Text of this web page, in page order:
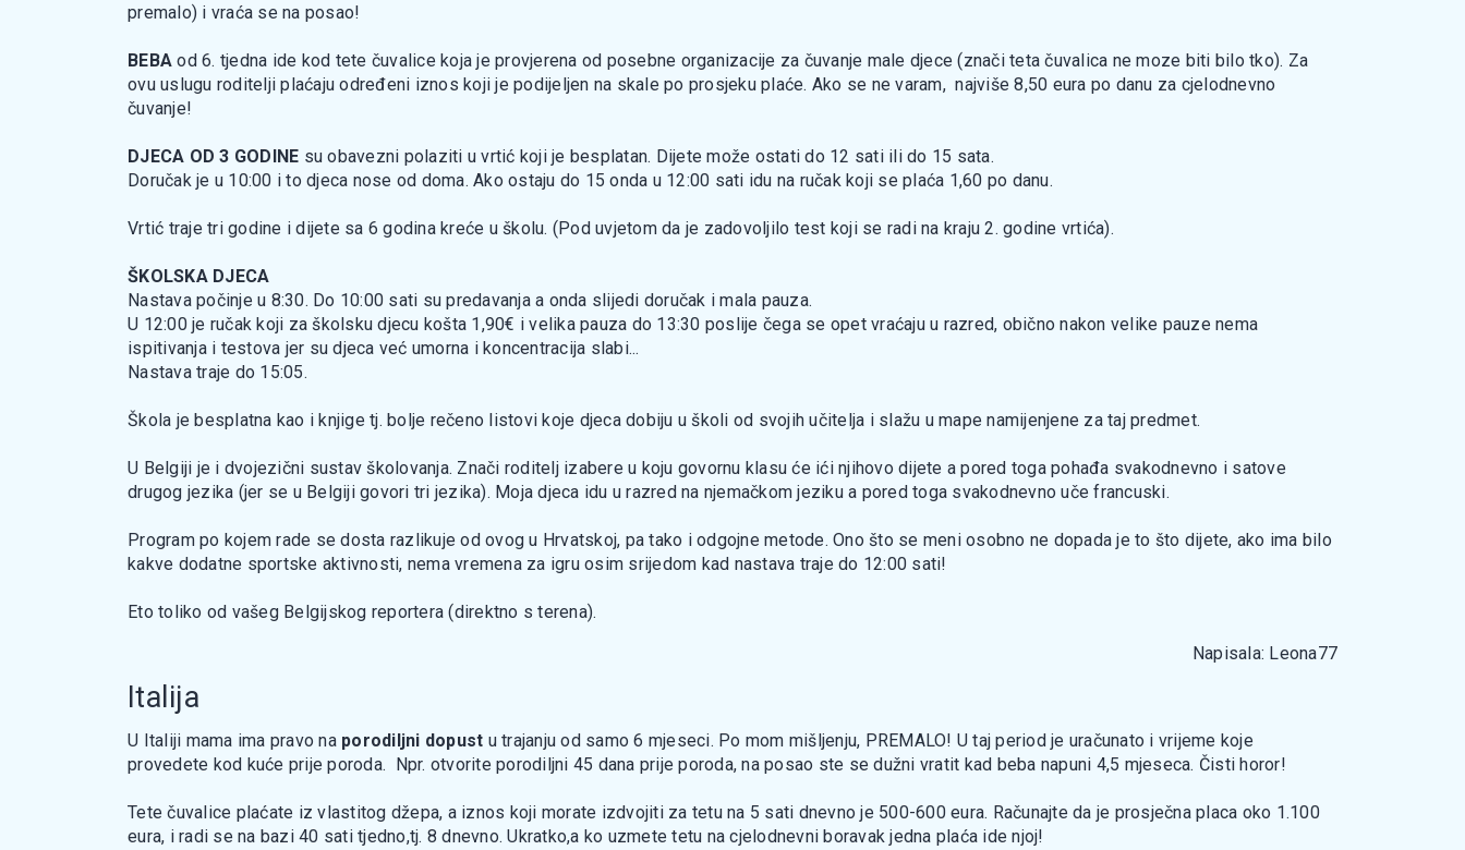
premalo) i vraća se na posao!
BEBAod 6. tjedna ide kod tete čuvalice koja je provjerena od posebne organizacije za čuvanje male djece (znači teta čuvalica ne moze biti bilo tko). Za
ovu uslugu roditelji plaćaju određeni iznos koji je podijeljen na skale po prosjeku plaće. Ako se ne varam, najviše 8,50 eura po danu za cjelodnevno
čuvanje!
DJECA OD 3 GODINE su obavezni polaziti u vrtić koji je besplatan. Dijete može ostati do 12 sati ili do 15 sata.
Doručak je u 10:00 i to djeca nose od doma. Ako ostaju do 15 onda u 12:00 sati idu na ručak koji se plaća 1,60 po danu.
Vrtić traje tri godine i dijete sa 6 godina kreće u školu. (Pod uvjetom da je zadovoljilo test koji se radi na kraju 2. godine vrtića).
ŠKOLSKA DJECA
Nastava počinje u 8:30. Do 10:00 sati su predavanja a onda slijedi doručak i mala pauza.
U 12:00 je ručak koji za školsku djecu košta 1,90€ i velika pauza do 13:30 poslije čega se opet vraćaju u razred, obično nakon velike pauze nema
ispitivanja i testova jer su djeca već umorna i koncentracija slabi...
Nastava traje do 15:05.
Škola je besplatna kao i knjige tj. bolje rečeno listovi koje djeca dobiju u školi od svojih učitelja i slažu u mape namijenjene za taj predmet.
U Belgiji je i dvojezični sustav školovanja. Znači roditelj izabere u koju govornu klasu će ići njihovo dijete a pored toga pohađa svakodnevno i satove
drugog jezika (jer se u Belgiji govori tri jezika). Moja djeca idu u razred na njemačkom jeziku a pored toga svakodnevno uče francuski.
Program po kojem rade se dosta razlikuje od ovog u Hrvatskoj, pa tako i odgojne metode. Ono što se meni osobno ne dopada je to što dijete, ako ima bilo
kakve dodatne sportske aktivnosti, nema vremena za igru osim srijedom kad nastava traje do 12:00 sati!
Eto toliko od vašeg Belgijskog reportera (direktno s terena).
Napisala: Leona77
Italija
U Italiji mama ima pravo na porodiljni dopust u trajanju od samo 6 mjeseci. Po mom mišljenju, PREMALO! U taj period je uračunato i vrijeme koje
provedete kod kuće prije poroda. Npr. otvorite porodiljni 45 dana prije poroda, na posao ste se dužni vratit kad beba napuni 4,5 mjeseca. Čisti horor!
Tete čuvalice plaćate iz vlastitog džepa, a iznos koji morate izdvojiti za tetu na 5 sati dnevno je 500-600 eura. Računajte da je prosječna placa oko 1.100
eura, i radi se na bazi 40 sati tjedno,tj. 8 dnevno. Ukratko,a ko uzmete tetu na cjelodnevni boravak jedna plaća ide njoj!